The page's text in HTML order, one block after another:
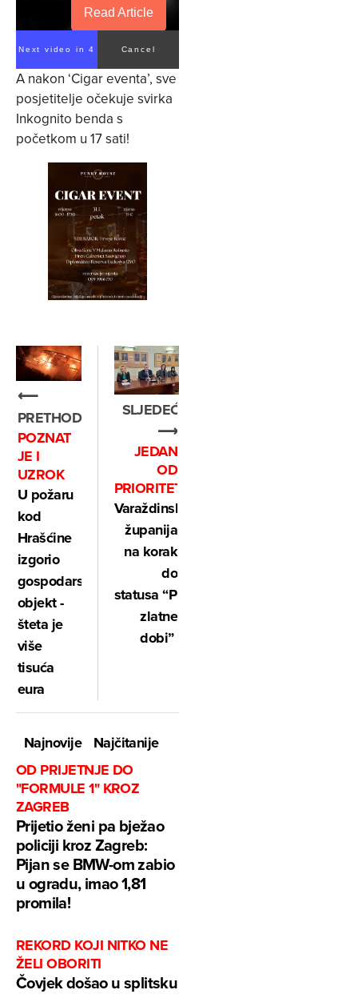
Read Article
Next video in 4 Cancel
A nakon ‘Cigar eventa’, sve
posjetitelje očekuje svirka
Inkognito benda s
početkom u 17 sati!
⟵
PRETHODNO
POZNAT
JE I
UZROK
U požaru
kod
Hrašćine
izgorio
gospodarski
objekt -
šteta je
više
tisuća
eura
SLJEDEĆE
⟶
JEDAN
OD
PRIORITETA
Varaždinska
županija
na korak
do
statusa “Prijatelj
zlatne
dobi”
Najnovije
Najčitanije
OD PRIJETNJE DO
"FORMULE 1" KROZ
ZAGREB
Prijetio ženi pa bježao
policiji kroz Zagreb:
Pijan se BMW-om zabio
u ogradu, imao 1,81
promila!
REKORD KOJI NITKO NE
ŽELI OBORITI
Čovjek došao u splitsku